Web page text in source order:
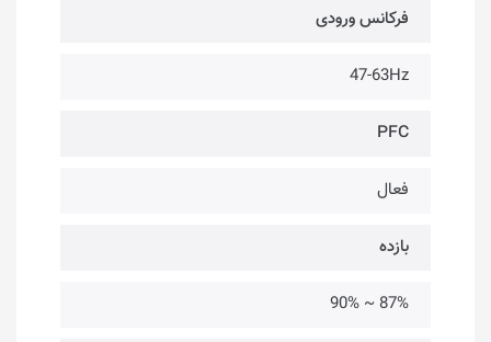
فرکانس ورودی
47-63Hz
PFC
فعال
بازده
87% ~ 90%